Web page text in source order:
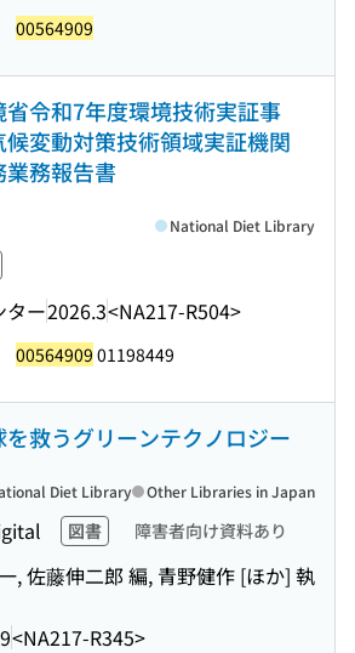
00564909
省令和7年度環境技術実証事
候変動対策技術領域実証機関
業務報告書
ター2026.3<NA217-R504>
National Diet Library
00564909 01198449
を救うグリーンテクノロジー
図書 障害者向け資料あり
, 佐藤伸二郎 編, 青野健作 [ほか] 執
<NA217-R345>
Diet Library Other Libraries in Japan